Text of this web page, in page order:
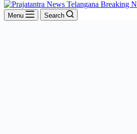
Menu Search